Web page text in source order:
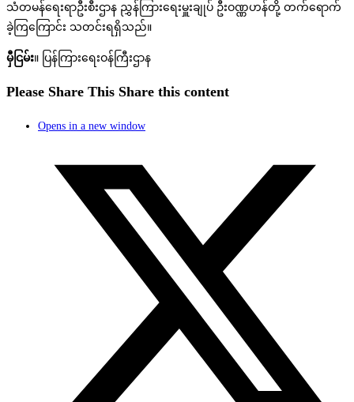
သံတမန်ရေးရာဦးစီးဌာန ညွှန်ကြားရေးမှူးချုပ် ဦးဝဏ္ဏဟန်တို့ တက်ရောက်
ခဲ့ကြကြောင်း သတင်းရရှိသည်။
မှီငြမ်း။ ပြန်ကြားရေးဝန်ကြီးဌာန
Please Share This Share this content
Opens in a new window